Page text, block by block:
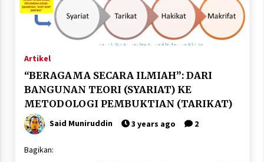
Artikel
“BERAGAMA SECARA ILMIAH”: DARI
BANGUNAN TEORI (SYARIAT) KE
METODOLOGI PEMBUKTIAN (TARIKAT)
Said Muniruddin 3 years ago 2
Bagikan: